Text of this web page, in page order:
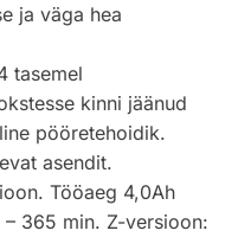
ja väga hea
tasemel
kinni jäänud
pööretehoidik.
asendit.
Tööaeg 4,0Ah
365 min. Z-versioon: